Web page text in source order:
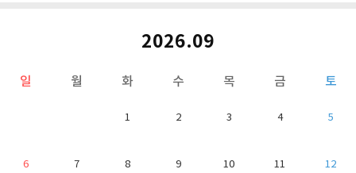
2026.09
일 월 화 수 목 금 토
1 2 3 4 5
6 7 8 9 10 11 12